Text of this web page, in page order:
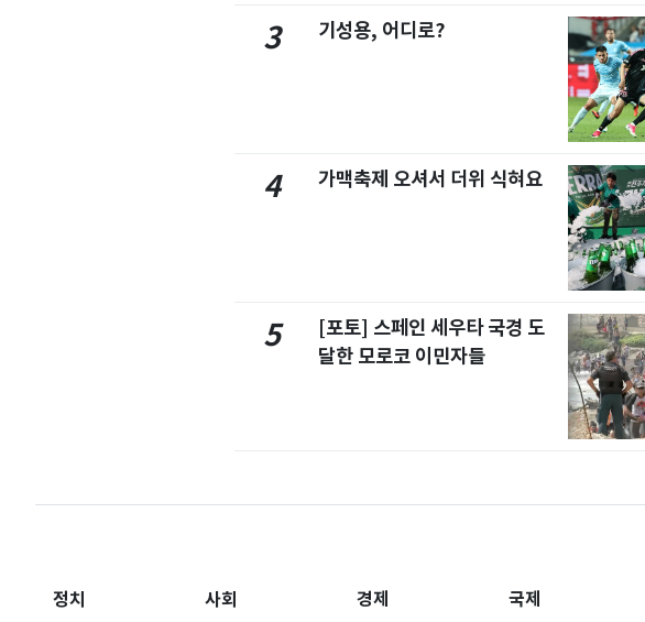
3 기성용, 어디로?
4 가맥축제 오셔서 더위 식혀요
5
[포토] 스페인 세우타 국경 도
달한 모로코 이민자들
정치 사회 경제 국제